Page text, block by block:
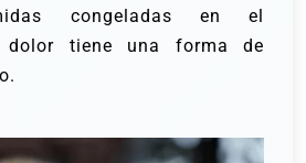
congeladas en el
dolor tiene una forma de